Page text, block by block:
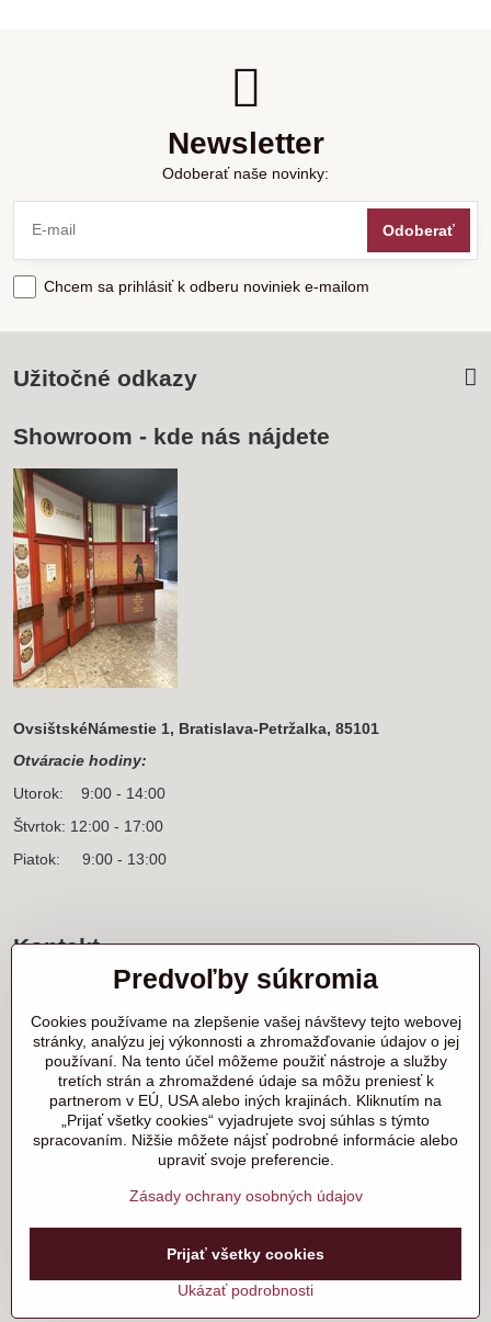
Newsletter
Odoberať naše novinky:
Odoberať
Chcem sa prihlásiť k odberu noviniek e-mailom
Užitočné odkazy
Showroom - kde nás nájdete
OvsištskéNámestie 1, Bratislava-Petržalka, 85101
Otváracie hodiny:
Utorok: 9:00 - 14:00
Štvrtok: 12:00 - 17:00
Piatok: 9:00 - 13:00
Kontakt
Sídlo firmy a korešpondenčná adresa
Ľanová 31
900 25 Chorvátsky Grob
+421 905 818 702 p. Marek Nerád
+421 910 919 130 p. Michal Horník
+421 910 298 457 showroom
samurai@samurai.sk
Facebook Instagram
©2026Copyright
Predvoľby súkromiaZásady ochrany osobných údajov
Vytvorené pomocou:BiznisWeb.sk
Predvoľby súkromia
Cookies používame na zlepšenie vašej návštevy tejto webovej
stránky, analýzu jej výkonnosti a zhromažďovanie údajov o jej
používaní. Na tento účel môžeme použiť nástroje a služby
tretích strán a zhromaždené údaje sa môžu preniesť k
partnerom v EÚ, USA alebo iných krajinách. Kliknutím na
„Prijať všetky cookies“ vyjadrujete svoj súhlas s týmto
spracovaním. Nižšie môžete nájsť podrobné informácie alebo
upraviť svoje preferencie.
Zásady ochrany osobných údajov
Ukázať podrobnosti
Prijať všetky cookies